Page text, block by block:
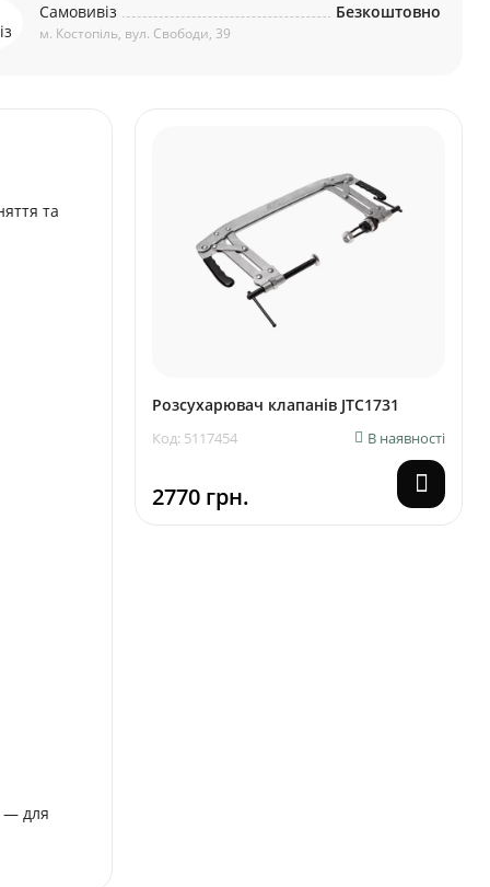
Самовивіз
м. Костопіль, вул. Свободи, 39
Безкоштовно
та
— для
Розсухарювач клапанів JTC1731
Код: 5117454 В наявності
2770 грн.